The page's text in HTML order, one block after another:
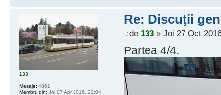
Re: Discuţii
de 133» Joi 27 Oct
Partea 4/4.
133
Mesaje: 4861
Membru din: Joi 07 Apr 2016, 22:04